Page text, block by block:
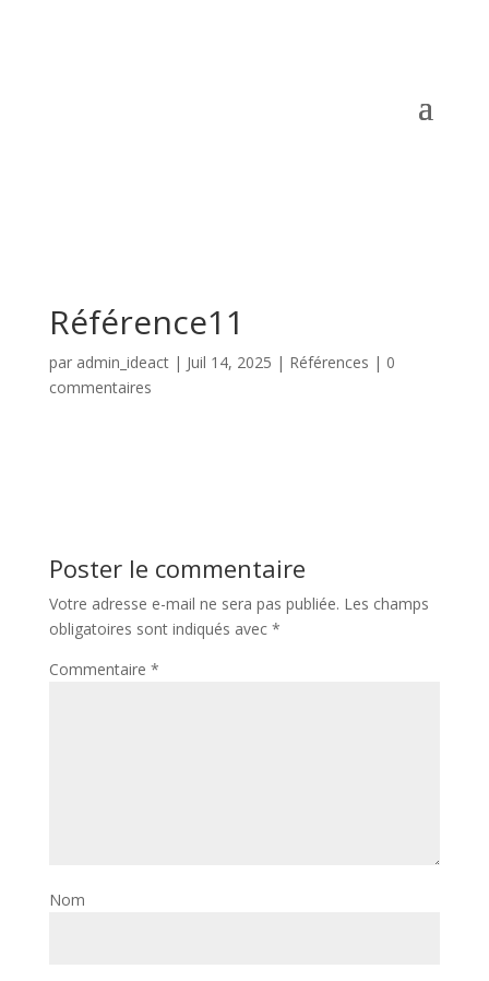
Référence11
par admin_ideact| Juil 14, 2025 | Références | 0
commentaires
Poster le commentaire
Votre adresse e-mail ne sera pas publiée. Les champs
obligatoires sont indiqués avec *
Commentaire *
Nom